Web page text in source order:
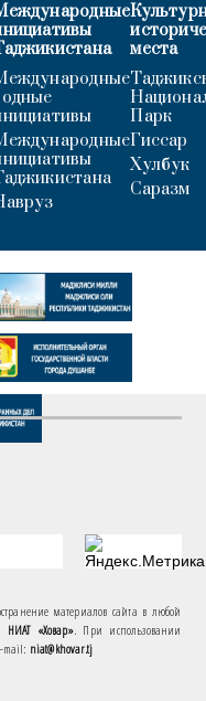
места
Парк
Гиссар
Хулбук
Саразм
материалов сайта в любой
НИАТ «Ховар». При использовании
mail: niat@khovar.tj